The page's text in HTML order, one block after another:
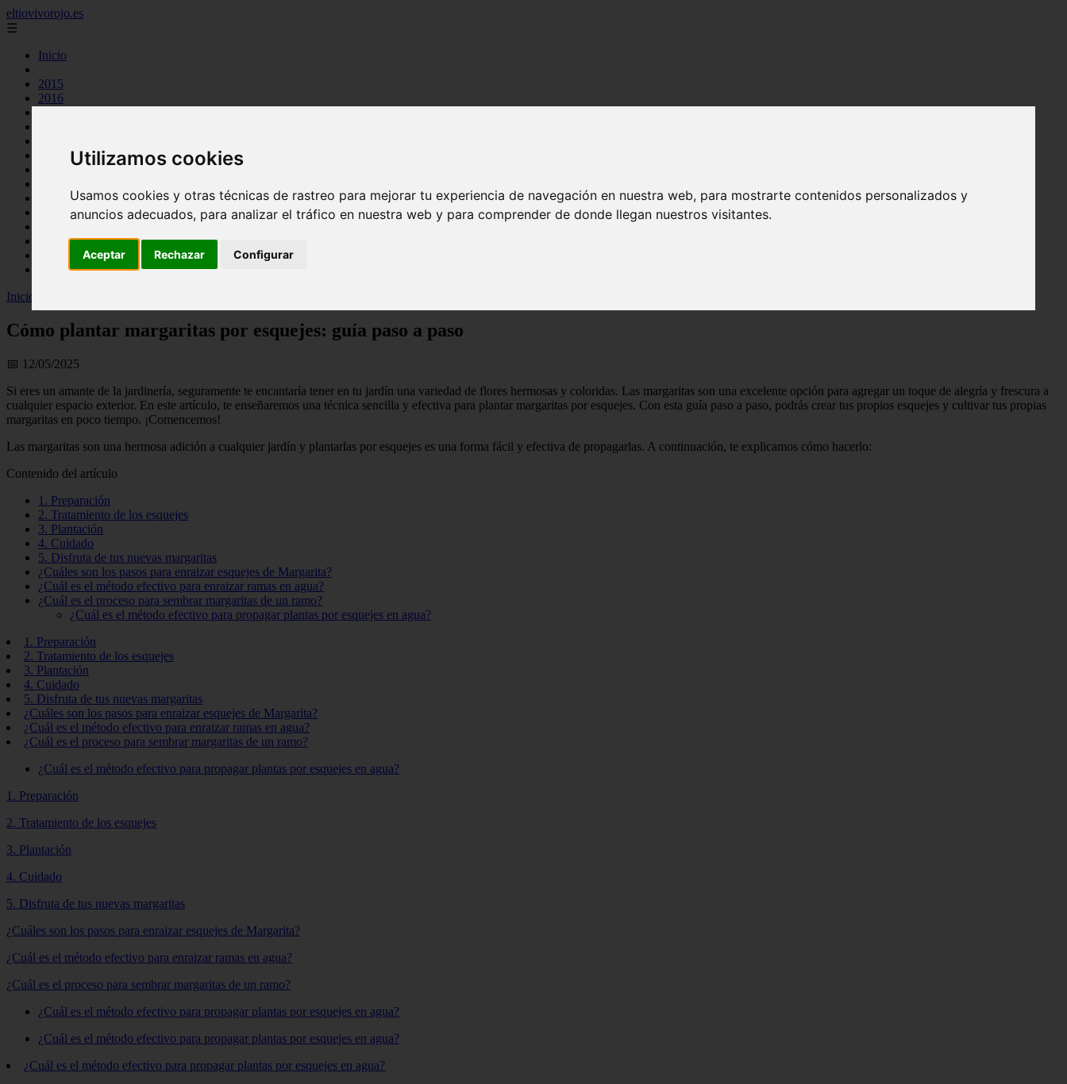
Utilizamos cookies
Usamos cookies y otras técnicas de rastreo para mejorar tu experiencia de navegación en nuestra web, para mostrarte contenidos personalizados y
anuncios adecuados, para analizar el tráfico en nuestra web y para comprender de donde llegan nuestros visitantes.
Aceptar Rechazar Configurar
eltiovivorojo.es
☰
Inicio
2015
2016
espana
postres
reposteria
venezuela
verduras
Inicio
Cómo plantar margaritas por esquejes: guía paso a paso
📅 12/05/2025
Si eres un amante de la jardinería, seguramente te encantaría tener en tu jardín una variedad de flores hermosas y coloridas. Las margaritas son una excelente opción para agregar un toque de alegría y frescura a
cualquier espacio exterior. En este artículo, te enseñaremos una técnica sencilla y efectiva para plantar margaritas por esquejes. Con esta guía paso a paso, podrás crear tus propios esquejes y cultivar tus propias
margaritas en poco tiempo. ¡Comencemos!
Las margaritas son una hermosa adición a cualquier jardín y plantarlas por esquejes es una forma fácil y efectiva de propagarlas. A continuación, te explicamos cómo hacerlo:
Contenido del artículo
1. Preparación
2. Tratamiento de los esquejes
3. Plantación
4. Cuidado
5. Disfruta de tus nuevas margaritas
¿Cuáles son los pasos para enraizar esquejes de Margarita?
¿Cuál es el método efectivo para enraizar ramas en agua?
¿Cuál es el proceso para sembrar margaritas de un ramo?
¿Cuál es el método efectivo para propagar plantas por esquejes en agua?
1. Preparación
2. Tratamiento de los esquejes
3. Plantación
4. Cuidado
5. Disfruta de tus nuevas margaritas
¿Cuáles son los pasos para enraizar esquejes de Margarita?
¿Cuál es el método efectivo para enraizar ramas en agua?
¿Cuál es el proceso para sembrar margaritas de un ramo?
¿Cuál es el método efectivo para propagar plantas por esquejes en agua?
1. Preparación
2. Tratamiento de los esquejes
3. Plantación
4. Cuidado
5. Disfruta de tus nuevas margaritas
¿Cuáles son los pasos para enraizar esquejes de Margarita?
¿Cuál es el método efectivo para enraizar ramas en agua?
¿Cuál es el proceso para sembrar margaritas de un ramo?
¿Cuál es el método efectivo para propagar plantas por esquejes en agua?
¿Cuál es el método efectivo para propagar plantas por esquejes en agua?
¿Cuál es el método efectivo para propagar plantas por esquejes en agua?